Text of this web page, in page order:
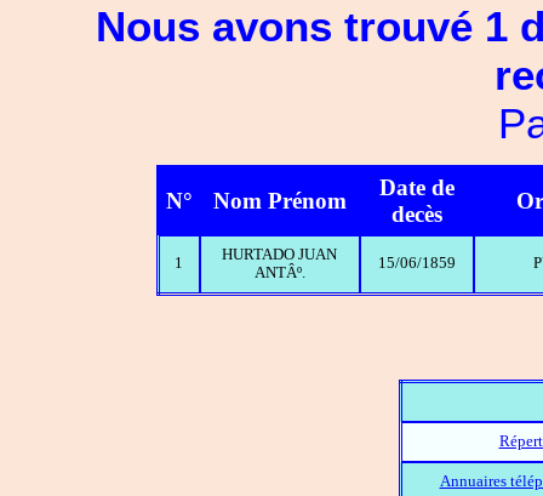
Nous avons trouvé 1
N° Nom Prénom
Date de
decès
1
HURTADO JUAN
ANTÂº.
15/06/1859
Annuaires